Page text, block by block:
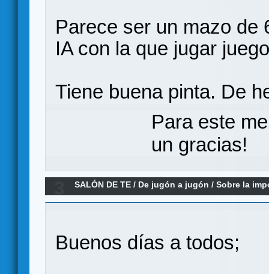
Parece ser un mazo de
IA con la que jugar
Tiene buena pinta. De
Para este
un gracias!
SALÓN DE TE / De jugón a jugón /Sobre la
Buenos días a todos;